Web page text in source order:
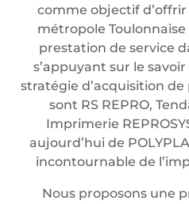
comme objectif
métropole
prestation de service
s’appuyant sur le
stratégie d’acquisition
sont RS REPRO,
Imprimerie
aujourd’hui de
incontournable de
Nous proposons une